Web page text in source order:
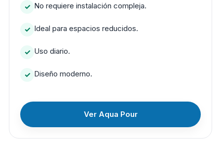
No requiere instalación compleja.
Ideal para espacios reducidos.
Uso diario.
Diseño moderno.
Ver Aqua Pour